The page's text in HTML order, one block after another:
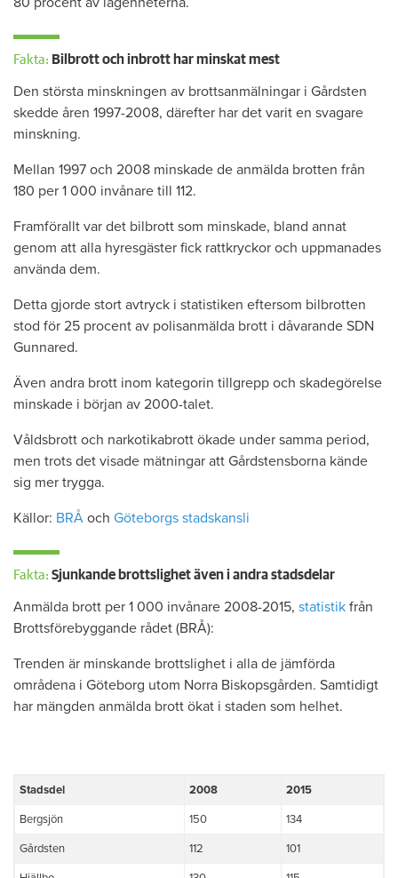
Fakta: Bilbrott och inbrott har minskat mest
Den största minskningen av brottsanmälningar i Gårdsten
skedde åren 1997-2008, därefter har det varit en svagare
minskning.
Mellan 1997 och 2008 minskade de anmälda brotten från
180 per 1 000 invånare till 112.
Framförallt var det bilbrott som minskade, bland annat
genom att alla hyresgäster fick rattkryckor och uppmanades
använda dem.
Detta gjorde stort avtryck i statistiken eftersom bilbrotten
stod för 25 procent av polisanmälda brott i dåvarande SDN
Gunnared.
Även andra brott inom kategorin tillgrepp och skadegörelse
minskade i början av 2000-talet.
Våldsbrott och narkotikabrott ökade under samma period,
men trots det visade mätningar att Gårdstensborna kände
sig mer trygga.
Källor: BRÅ och Göteborgs stadskansli
Fakta: Sjunkande brottslighet även i andra stadsdelar
Anmälda brott per 1 000 invånare 2008-2015, statistik från
Brottsförebyggande rådet (BRÅ):
Trenden är minskande brottslighet i alla de jämförda
områdena i Göteborg utom Norra Biskopsgården. Samtidigt
har mängden anmälda brott ökat i staden som helhet.
Stadsdel 2008 2015
Bergsjön 150 134
Gårdsten 112 101